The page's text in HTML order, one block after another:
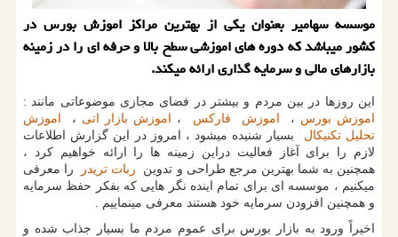
موسسه سهامیر بعنوان یكی از بهترین مراكز اموزش بورس در
كشور میباشد كه دوره های اموزشی سطح بالا و حرفه ای را در زمینه
بازارهای مالی و سرمایه گذاری ارائه میكند.
این روزها در بین مردم و بیشتر در فضای مجازی موضوعاتی مانند :
اموزش بورس ، اموزش فارکس ، اموزش بازار اتی ،
اموزش
تحلیل تکنیکال
بسیار شنیده میشود ، امروز در این گزارش اطلاعات
لازم را برای آغاز فعالیت دراین زمینه ها را ارائه خواهیم کرد ،
همچنین به شما بهترین مرجع طراحی و تدوین ربات تریدر
را معرفی
میکنیم ، موسسه ای برای تمام اینده نگر هایی که بفکر حفظ سرمایه
و همچنین افزودن سرمایه خود هستند معرفی مینماییم .
اخیرا‌ً ورود به بازار بورس برای عموم مردم ما بسیار جذاب شده و